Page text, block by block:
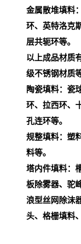
金属散堆填料
环、英特洛克
层共轭环等。
以上成品材质
级不锈钢材质
陶瓷填料：瓷
环、拉西环、
孔连环等。
规整填料：塑
料等。
塔内件填料：
板除雾器、驼
浪型丝网除沫
头、格栅填料